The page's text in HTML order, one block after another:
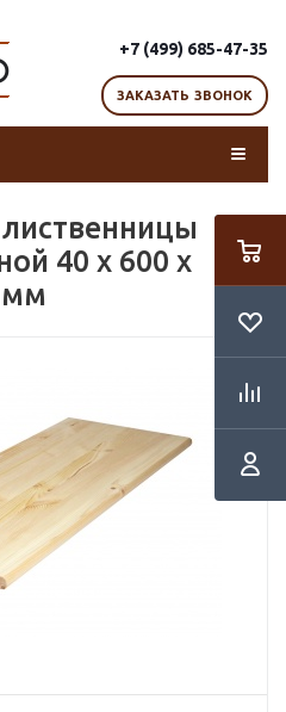
+7 (499) 685-47-35
ЗАКАЗАТЬ ЗВОНОК
40 х 600 х
мм